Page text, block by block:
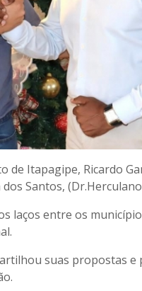
de Itapagipe, Ricardo
Santos,
laços entre os
suas propostas